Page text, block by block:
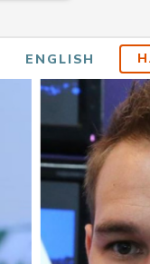
ENGLISH